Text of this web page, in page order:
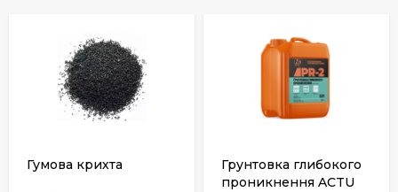
Гумова крихта
Грунтовка глибокого
проникнення ACTU